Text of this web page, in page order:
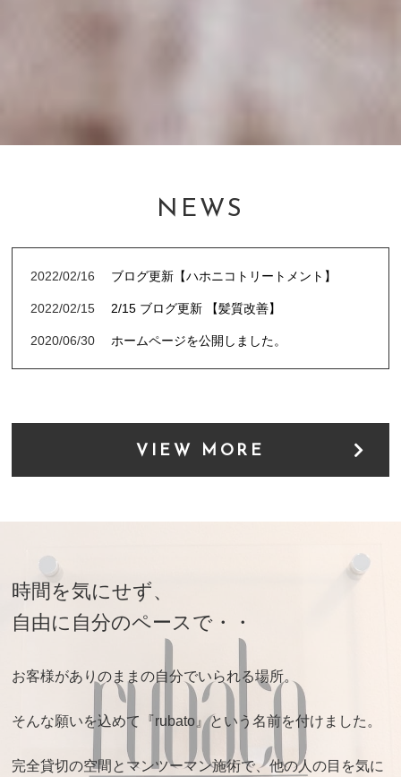
NEWS
2022/02/16 ブログ更新【ハホニコトリートメント】
2022/02/15 2/15 ブログ更新 【髪質改善】
2020/06/30 ホームページを公開しました。
VIEW MORE
時間を気にせず、
自由に自分のペースで・・
お客様がありのままの自分でいられる場所。
そんな願いを込めて『rubato』という名前を付けました。
完全貸切の空間とマンツーマン施術で、他の人の目を気に